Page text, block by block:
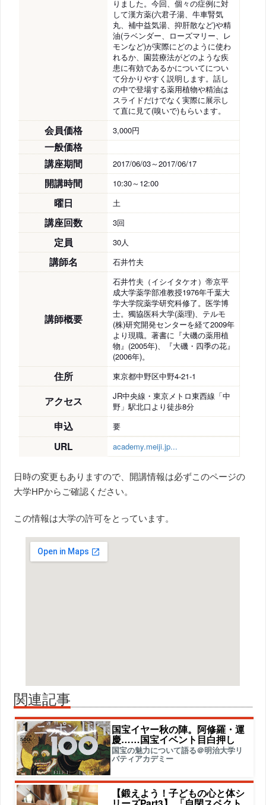
りました。今回、個々の症例に対
して漢方薬(六君子湯、牛車腎気
丸、補中益気湯、抑肝散など)や精
油(ラベンダー、ローズマリー、レ
モンなど)が実際にどのように使わ
れるか、園芸療法がどのような疾
患に有効であるかについてについ
て分かりやすく説明します。話し
の中で登場する薬用植物や精油は
スライドだけでなく実際に展示し
て直に見て(嗅いで)もらいます。
会員価格 3,000円
一般価格
講座期間
2017/06/03～2017/06/17
開講時間 10:30～12:00
曜日 土
講座回数 3回
定員 30人
講師名 石井竹夫
講師概要
石井竹夫（イシイタケオ）帝京平
成大学薬学部准教授1976年千葉大
学大学院薬学研究科修了。医学博
士。獨協医科大学(薬理)、テルモ
(株)研究開発センターを経て2009年
より現職。著書に『大磯の薬用植
物』(2005年)、『大磯・四季の花』
(2006年)。
住所 東京都中野区中野4-21-1
アクセス
JR中央線・東京メトロ東西線「中
野」駅北口より徒歩8分
申込 要
URL academy.meiji.jp...
日時の変更もありますので、開講情報は必ずこのページの
大学HPからご確認ください。
この情報は大学の許可をとっています。
関連記事
国宝イヤー秋の陣。阿修羅・運
慶……国宝イベント目白押し
国宝の魅力について語る＠明治大学リ
バティアカデミー
【鍛えよう！子どもの心と体シ